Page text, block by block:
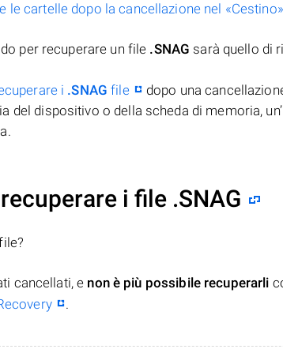
le cartelle dopo la cancellazione nel
per recuperare un file .SNAG sarà quello di
i .SNAG file
dopo una
del dispositivo o della scheda di memoria,
i file .SNAG
cancellati, e non è più possibile recuperarli
.